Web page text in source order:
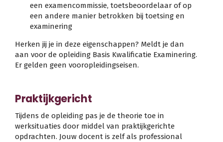
een examencommissie, toetsbeoordelaar of op
een andere manier betrokken bij toetsing en
examinering
Herken jij je in deze eigenschappen? Meldt je dan
aan voor de opleiding Basis Kwalificatie Examinering.
Er gelden geen vooropleidingseisen.
Praktijkgericht
Tijdens de opleiding pas je de theorie toe in
werksituaties door middel van praktijkgerichte
opdrachten. Jouw docent is zelf als professional